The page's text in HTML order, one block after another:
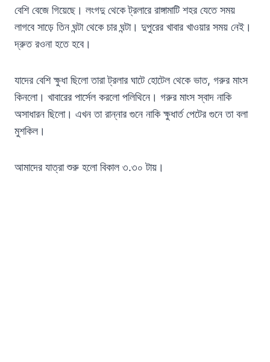
বেশি বেজে গিয়েছে। লংগদু থেকে ট্রলারে রাঙ্গামাটি শহর যেতে সময়
লাগবে সাড়ে তিন ঘন্টা থেকে চার ঘন্টা। দুপুরের খাবার খাওয়ার সময় নেই।
দ্রুত রওনা হতে হবে।
যাদের বেশি ক্ষুধা ছিলো তারা ট্রলার ঘাটে হোটেল থেকে ভাত, গরুর মাংস
কিনলো। খাবারের পার্সেল করলো পলিথিনে। গরুর মাংস স্বাদ নাকি
অসাধারন ছিলো। এখন তা রান্নার গুনে নাকি ক্ষুধার্ত পেটের গুনে তা বলা
মুশকিল।
আমাদের যাত্রা শুরু হলো বিকাল ৩.৩০ টায়।